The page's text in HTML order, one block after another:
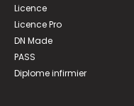
Licence
Licence Pro
DN Made
PASS
Diplome infirmier